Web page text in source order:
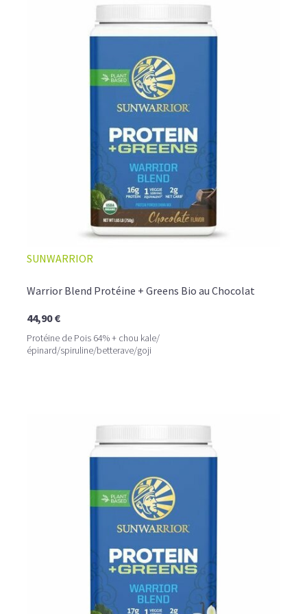
SUNWARRIOR
Warrior Blend Protéine + Greens Bio au Chocolat
44,90 €
Protéine de Pois 64% + chou kale/
épinard/spiruline/betterave/goji